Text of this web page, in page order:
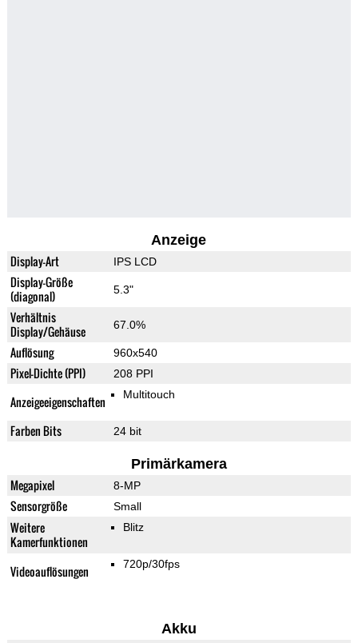
Anzeige
Display-Art IPS LCD
Display-Größe
(diagonal)
5.3"
Verhältnis
Display/Gehäuse
67.0%
Auflösung 960x540
Pixel-Dichte (PPI) 208 PPI
Anzeigeeigenschaften Multitouch
Farben Bits 24 bit
Primärkamera
Megapixel 8-MP
Sensorgröße Small
Weitere
Kamerfunktionen
Blitz
Videoauflösungen 720p/30fps
Akku